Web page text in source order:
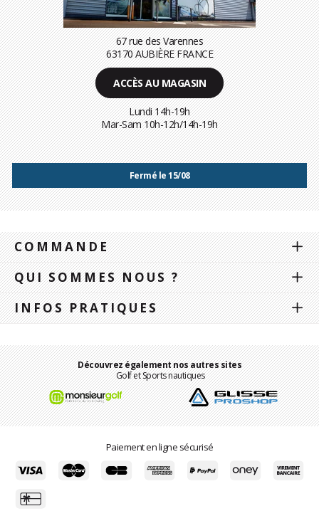
67 rue des Varennes
63170 AUBIÈRE FRANCE
ACCÈS AU MAGASIN
Lundi 14h-19h
Mar-Sam 10h-12h/14h-19h
Fermé le 15/08
COMMANDE
QUI SOMMES NOUS ?
INFOS PRATIQUES
Découvrez également nos autres sites
Golf et Sports nautiques
Paiement en ligne sécurisé